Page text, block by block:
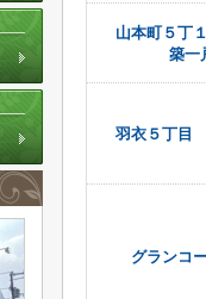
山本町５丁
築一
羽衣５丁目
グランコ